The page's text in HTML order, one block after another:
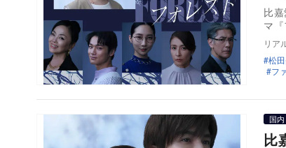
比
マ
リア
松
フ
国
比